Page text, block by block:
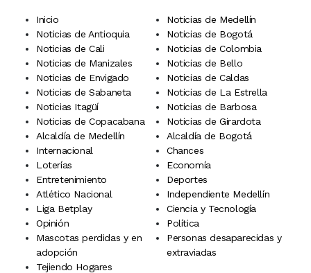
Inicio
Noticias de Medellín
Noticias de Antioquia
Noticias de Bogotá
Noticias de Cali
Noticias de Colombia
Noticias de Manizales
Noticias de Bello
Noticias de Envigado
Noticias de Caldas
Noticias de Sabaneta
Noticias de La Estrella
Noticias Itagüí
Noticias de Barbosa
Noticias de Copacabana
Noticias de Girardota
Alcaldía de Medellín
Alcaldía de Bogotá
Internacional
Chances
Loterías
Economía
Entretenimiento
Deportes
Atlético Nacional
Independiente Medellín
Liga Betplay
Ciencia y Tecnología
Opinión
Política
Mascotas perdidas y en
adopción
Personas desaparecidas y
extraviadas
Tejiendo Hogares